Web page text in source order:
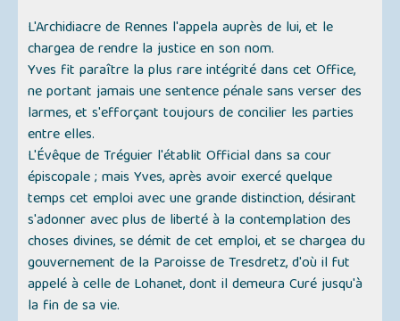
L'Archidiacre de Rennes l'appela auprès de lui, et le
chargea de rendre la justice en son nom.
Yves fit paraître la plus rare intégrité dans cet Office,
ne portant jamais une sentence pénale sans verser des
larmes, et s'efforçant toujours de concilier les parties
entre elles.
L'Évêque de Tréguier l'établit Official dans sa cour
épiscopale ; mais Yves, après avoir exercé quelque
temps cet emploi avec une grande distinction, désirant
s'adonner avec plus de liberté à la contemplation des
choses divines, se démit de cet emploi, et se chargea du
gouvernement de la Paroisse de Tresdretz, d'où il fut
appelé à celle de Lohanet, dont il demeura Curé jusqu'à
la fin de sa vie.